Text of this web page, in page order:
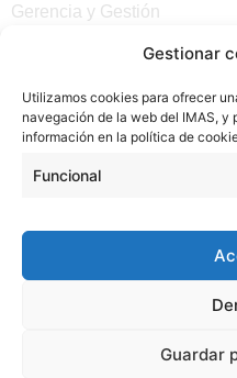
Gestionar
Utilizamos cookies para ofrecer
navegación de la web del IMAS, y
información en la política de
Funcional
Guardar
Gerencia y Gestión
Otros enlaces
Noticias
Sede electrónica del CiM
Protección de Datos